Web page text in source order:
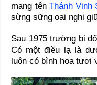
mang tênThánh
sừng sững oai nghi
Sau 1975 trường bị
Có một điều lạ là
luôn có bình hoa tươi